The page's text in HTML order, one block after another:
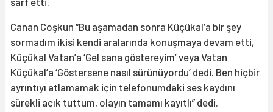
Canan Coşkun “Bu aşamadan sonra Küçükal’a bir şey
sormadım ikisi kendi aralarında konuşmaya devam etti,
Küçükal Vatan’a ‘Gel sana göstereyim’ veya Vatan
Küçükal’a ‘Göstersene nasıl sürünüyordu’ dedi. Ben hiçbir
ayrıntıyı atlamamak için telefonumdaki ses kaydını
sürekli açık tuttum, olayın tamamı kayıtlı” dedi.